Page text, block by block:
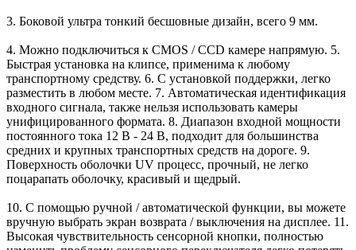
3. Боковой ультра тонкий бесшовные дизайн, всего 9 мм.
4. Можно подключиться к CMOS / CCD камере напрямую. 5.
Быстрая установка на клипсе, применима к любому
транспортному средству. 6. С установкой поддержки, легко
разместить в любом месте. 7. Автоматическая идентификация
входного сигнала, также нельзя использовать камеры
унифицированного формата. 8. Диапазон входной мощности
постоянного тока 12 В - 24 В, подходит для большинства
средних и крупных транспортных средств на дороге. 9.
Поверхность оболочки UV процесс, прочный, не легко
поцарапать оболочку, красивый и щедрый.
10. С помощью ручной / автоматической функции, вы можете
вручную выбрать экран возврата / выключения на дисплее. 11.
Высокая чувствительность сенсорной кнопки, полностью